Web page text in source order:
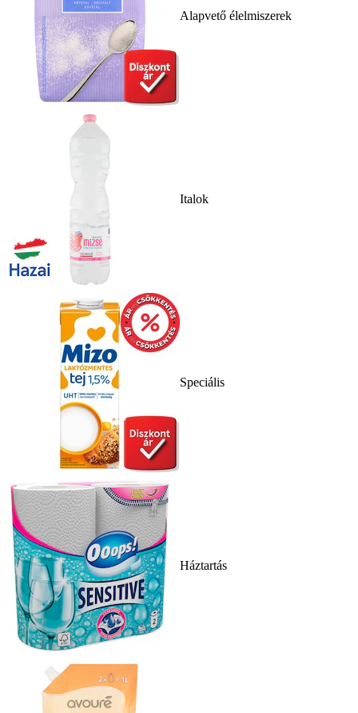
Alapvető élelmiszerek
Italok
Speciális
Háztartás